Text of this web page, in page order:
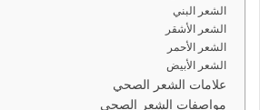
و
الشعر البني
الشعر الأشقر
الشعر الأحمر
الشعر الأبيض
علامات الشعر الصحي
مواصفات الشعر الصحي